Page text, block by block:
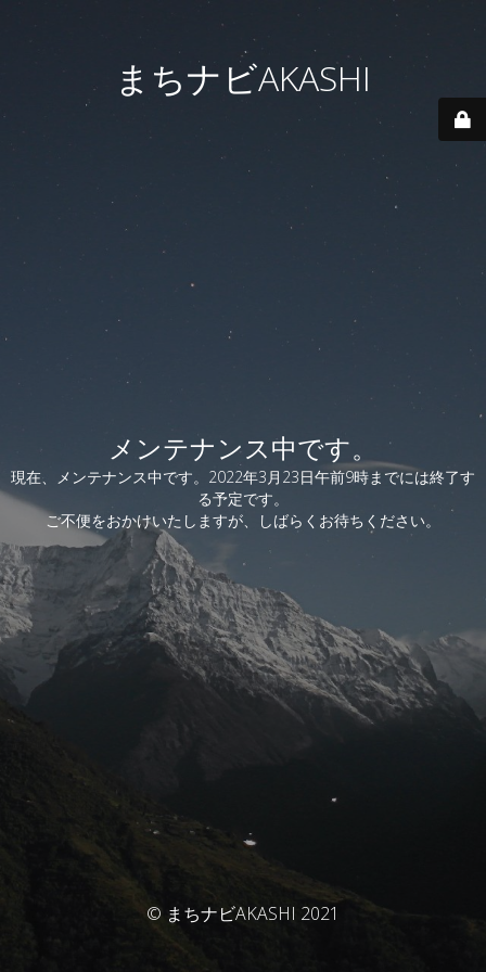
まちナビAKASHI
メンテナンス中です。
現在、メンテナンス中です。2022年3月23日午前9時までには終了す
る予定です。
ご不便をおかけいたしますが、しばらくお待ちください。
© まちナビAKASHI 2021